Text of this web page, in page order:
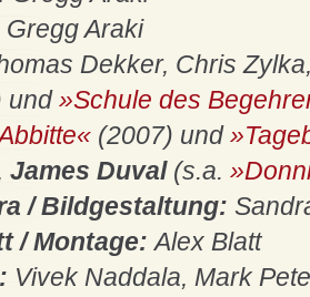
Gregg Araki
Dekker, Chris
und»Schule des
(2007) und
James Duval (s.a.
/ Bildgestaltung:
/ Montage:Alex Blatt
Vivek Naddala, Mark